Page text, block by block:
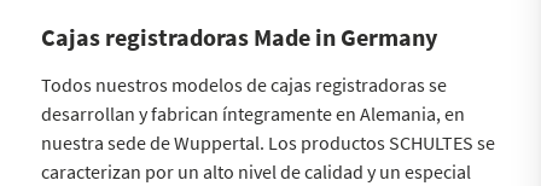
Cajas registradoras Made in Germany
Todos nuestros modelos de cajas registradoras se
desarrollan y fabrican íntegramente en Alemania, en
nuestra sede de Wuppertal. Los productos SCHULTES se
caracterizan por un alto nivel de calidad y un especial